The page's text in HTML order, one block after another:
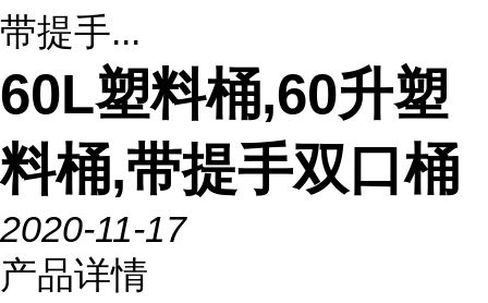
带提手...
60L塑料桶,60升塑
料桶,带提手双口桶
2020-11-17
产品详情